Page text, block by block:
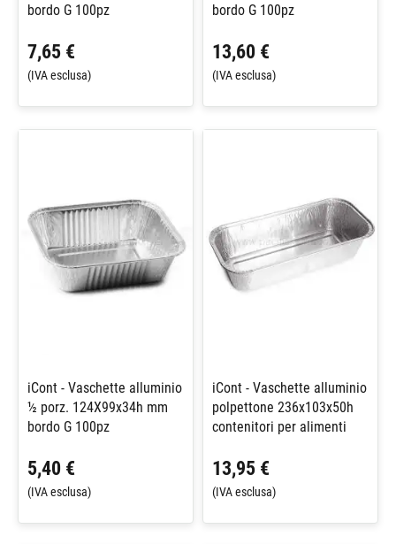
bordo G 100pz
7,65 €
(IVA esclusa)
bordo G 100pz
13,60 €
(IVA esclusa)
iCont - Vaschette alluminio
½ porz. 124X99x34h mm
bordo G 100pz
5,40 €
(IVA esclusa)
iCont - Vaschette alluminio
polpettone 236x103x50h
contenitori per alimenti
13,95 €
(IVA esclusa)